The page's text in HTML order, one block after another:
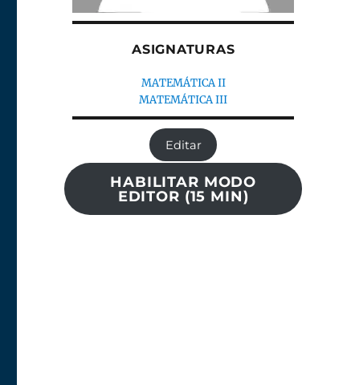
ASIGNATURAS
MATEMÁTICA II
MATEMÁTICA III
Editar
HABILITAR MODO
EDITOR (15 MIN)